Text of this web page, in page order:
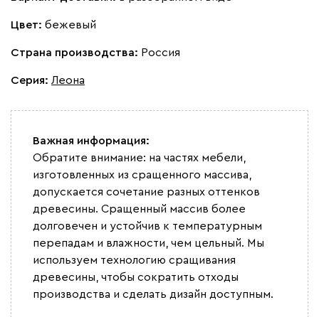
Цвет: бежевый
Страна производства: Россия
Серия: Леона
Важная информация:
Обратите внимание: на частях мебели,
изготовленных из сращенного массива,
допускается сочетание разных оттенков
древесины. Сращенный массив более
долговечен и устойчив к температурным
перепадам и влажности, чем цельный. Мы
используем технологию сращивания
древесины, чтобы сократить отходы
производства и сделать дизайн доступным.